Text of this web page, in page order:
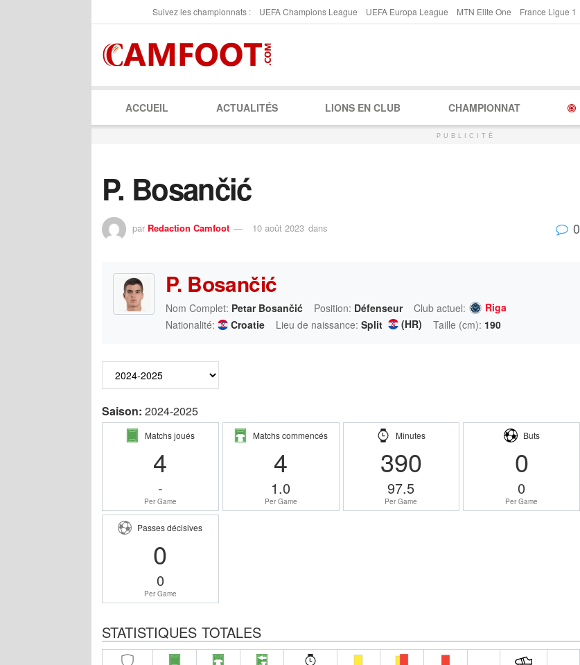
Suivez les championnats : UEFA Champions League UEFA Europa League MTN Elite One France Ligue 1
ACCUEIL ACTUALITÉS LIONS EN CLUB CHAMPIONNAT
PUBLICITÉ
P. Bosančić
par Redaction Camfoot 10 août 2023 dans 0
P. Bosančić
Nom Complet: Petar Bosančić Position: Défenseur Club actuel:
Riga
Nationalité:
Croatie Lieu de naissance: Split (HR) Taille (cm): 190
Saison: 2024-2025
Matchs joués
4
-
Per Game
Matchs commencés
4
1.0
Per Game
Minutes
390
97.5
Per Game
Buts
0
0
Per Game
Passes décisives
0
0
Per Game
STATISTIQUES TOTALES